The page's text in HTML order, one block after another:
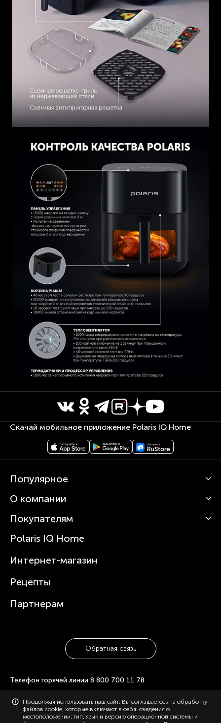
Скачай мобильное приложение Polaris IQ Home
Популярное
Кофемашины
Вертикальные пылесосы
Зубные щетки и ирригаторы
Увлажнители
Посуда
О компании
О Polaris
Статьи
Покупателям
Сервисные центры
Где купить
Polaris IQ Home
Интернет-магазин
Рецепты
Партнерам
Обратная связь
Телефон горячей линии 8 800 700 11 78
© 2006-2026 «Polaris». Все права защищены. Использование
материалов с сайта polaris.ru возможно только с разрешения
администрации, с указанием активной ссылки на сайт.
Продолжая использовать наш сайт, Вы соглашаетесь на обработку
файлов cookie, которые включают в себя: сведения о
местоположении; тип, язык и версию операционной системы и